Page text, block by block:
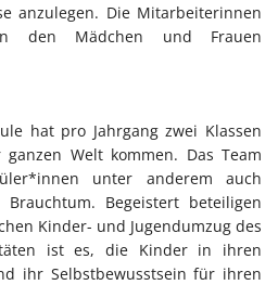
anzulegen. Die Mitarbeiterinnen
den Mädchen und Frauen
hat pro Jahrgang zwei Klassen
Welt kommen. Das Team
unter anderem auch
Begeistert beteiligen
Kinder- und Jugendumzug des
ist es, die Kinder in ihren
ihr Selbstbewusstsein für ihren